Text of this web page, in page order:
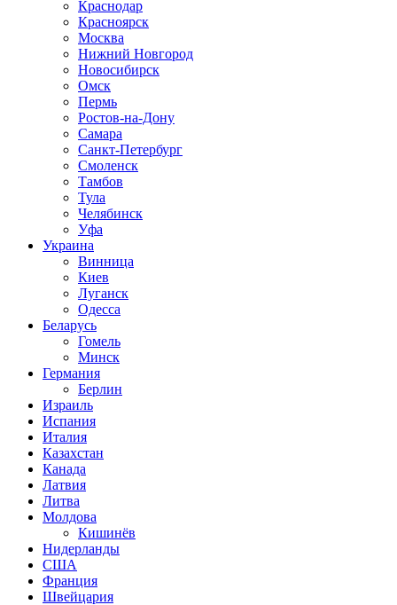
Краснодар
Красноярск
Москва
Нижний Новгород
Новосибирск
Омск
Пермь
Ростов-на-Дону
Самара
Санкт-Петербург
Смоленск
Тамбов
Тула
Челябинск
Уфа
Украина
Винница
Киев
Луганск
Одесса
Беларусь
Гомель
Минск
Германия
Берлин
Израиль
Испания
Италия
Казахстан
Канада
Латвия
Литва
Молдова
Кишинёв
Нидерланды
США
Франция
Швейцария